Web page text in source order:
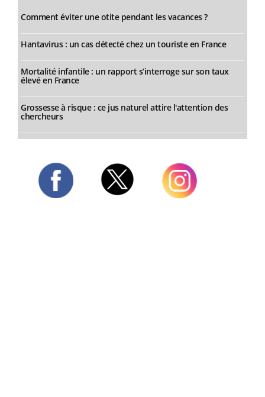
Comment éviter une otite pendant les vacances ?
Hantavirus : un cas détecté chez un touriste en France
Mortalité infantile : un rapport s’interroge sur son taux
élevé en France
Grossesse à risque : ce jus naturel attire l'attention des
chercheurs